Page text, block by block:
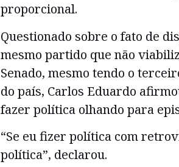
proporcional.
Questionado sobre o fato de
mesmo partido que não
Senado, mesmo tendo o
do país, Carlos Eduardo
fazer política olhando para
“Se eu fizer política com
política”, declarou.